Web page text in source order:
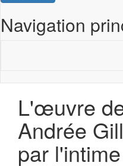
Navigation
L'œuvre
Andrée
par l'intime